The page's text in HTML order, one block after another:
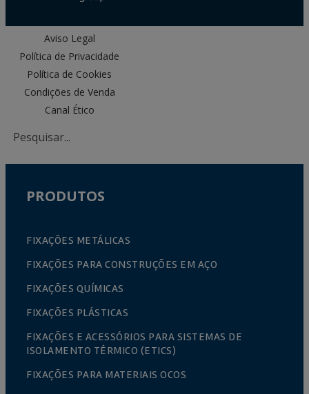
Aviso Legal
Política de Privacidade
Política de Cookies
Condições de Venda
Canal Ético
PRODUTOS
FIXAÇÕES METÁLICAS
FIXAÇÕES PARA CONSTRUÇÕES EM AÇO
FIXAÇÕES QUÍMICAS
FIXAÇÕES PLÁSTICAS
FIXAÇÕES E ACESSÓRIOS PARA SISTEMAS DE
ISOLAMENTO TÉRMICO (ETICS)
FIXAÇÕES PARA MATERIAIS OCOS